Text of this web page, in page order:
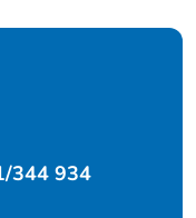
344 934